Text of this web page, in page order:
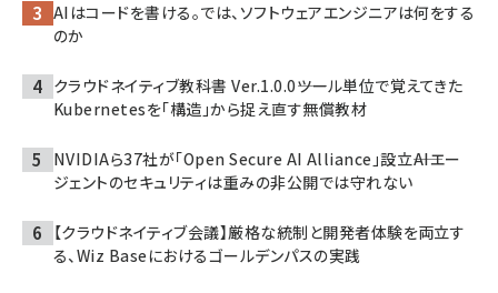
AIはコードを書ける。では、ソフトウェアエンジニアは何をする
のか
クラウドネイティブ教科書 Ver.1.0.0――ツール単位で覚えてきた
Kubernetesを「構造」から捉え直す無償教材
NVIDIAら37社が「Open Secure AI Alliance」設立――AIエー
ジェントのセキュリティは重みの非公開では守れない
【クラウドネイティブ会議】厳格な統制と開発者体験を両立す
る、Wiz Baseにおけるゴールデンパスの実践